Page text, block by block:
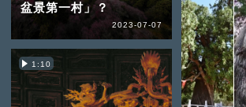
盆景第一村」？
2023-07-07
1:10